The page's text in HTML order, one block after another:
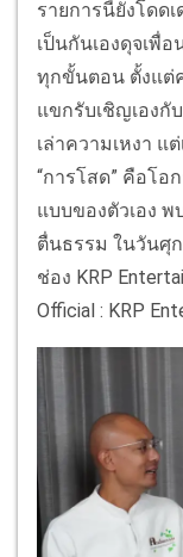
รายการนี้ยังโดด
เป็นกันเองดุจเพื่อ
ทุกขั้นตอน ตั้งแต่
แขกรับเชิญเองกั
เล่าความเหงา แ
“การโสด” คือโ
แบบของตัวเอง
ตื่นธรรม ในวันศุ
ช่อง KRP
Official : KRP